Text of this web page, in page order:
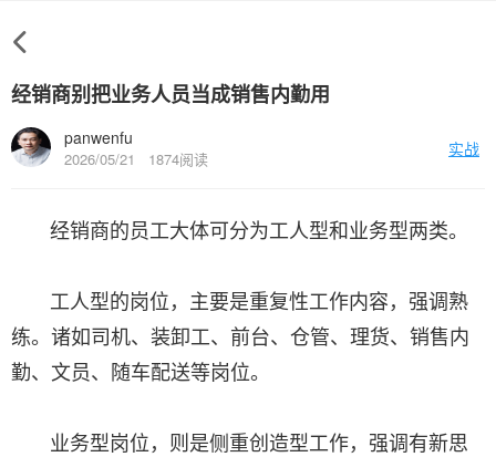
经销商别把业务人员当成销售内勤用
实战
panwenfu
2026/05/21 1874阅读
经销商的员工大体可分为工人型和业务型两类。
工人型的岗位，主要是重复性工作内容，强调熟
练。诸如司机、装卸工、前台、仓管、理货、销售内
勤、文员、随车配送等岗位。
业务型岗位，则是侧重创造型工作，强调有新思